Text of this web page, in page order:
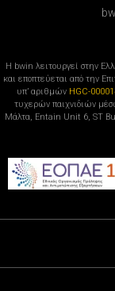
Η bwin λειτουργεί στην
και εποπτεύεται από την
υπ’ αριθμών HGC-
τυχερών παιχνιδιών
Μάλτα, Entain Unit 6, ST